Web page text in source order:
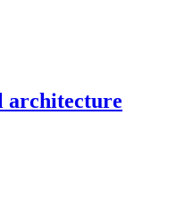
architecture